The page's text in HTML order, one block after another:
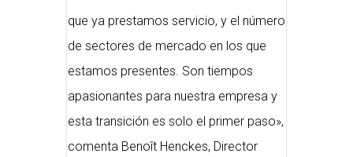
que ya prestamos servicio, y el número
de sectores de mercado en los que
estamos presentes. Son tiempos
apasionantes para nuestra empresa y
esta transición es solo el primer paso»,
comenta Benoît Henckes, Director